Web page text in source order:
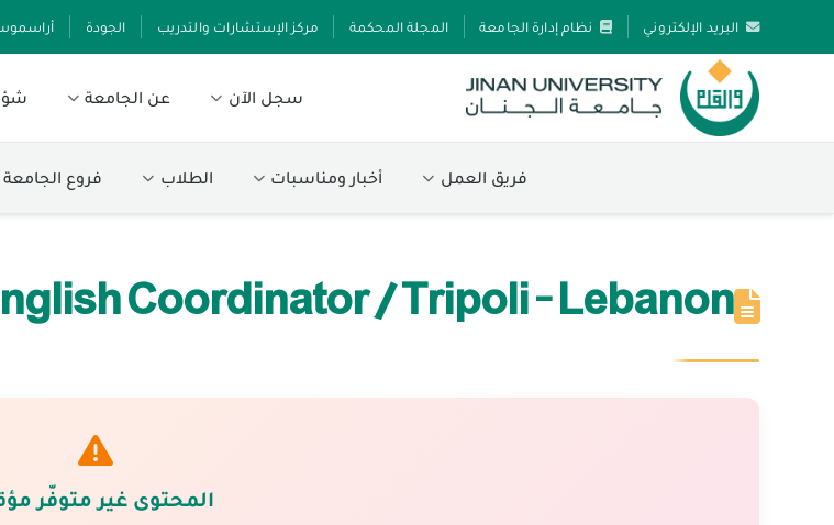
البريد الإلكتروني نظام إدارة الجامعة المجلة المحكمة مركز الإستشارات والتدريب الجودة
سجل الآن عن الجامعة
فريق العمل أخبار ومناسبات الطلاب فروع الجامعة
Coordinator / Tripoli - Lebanon
المحتوى غير متوفّر